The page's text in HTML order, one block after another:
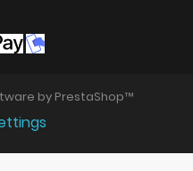
by PrestaShop™